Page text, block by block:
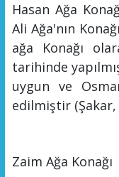
Hasan Ağa
Ali Ağa'nın
ağa Konağı
tarihinde
uygun ve
edilmiştir(Şakar,
Zaim Ağa Konağı